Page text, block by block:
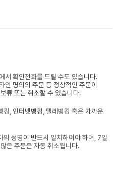
서 확인전화를 드릴 수도 있습니다.
인 명의의 주문 등 정상적인 주문이
류 또는 취소할 수 있습니다.
, 인터넷뱅킹, 텔레뱅킹 혹은 가까운
성명이 반드시 일치하여야 하며, 7일
은 주문은 자동 취소됩니다.